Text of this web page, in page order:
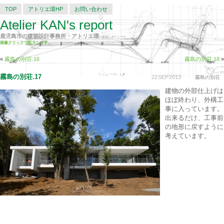
TOP アトリエ環HP お問い合わせ
Atelier KAN's report
鹿児島市の建築設計事務所・アトリエ環の建築レポートです。
画像クリックで拡大します。
« 霧島の別荘.16 霧島の別荘.18 »
22SEP2013 霧島の別荘
霧島の別荘.17
建物の外部仕上げは
ほぼ終わり、外構工
事に入っています。
出来るだけ、工事前
の地形に戻すように
考えています。